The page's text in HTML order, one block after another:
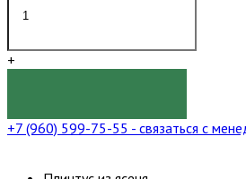
+
+7 (960) 599-75-55 - связаться с